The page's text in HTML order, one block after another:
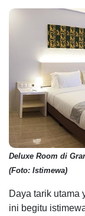
Deluxe Room di
(Foto: Istimewa)
Daya tarik utama
ini begitu